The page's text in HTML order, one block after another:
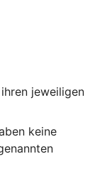
jeweiligen
keine